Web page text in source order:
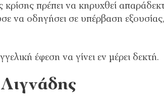
πρέπει να κηρυχθεί
να οδηγήσει σε υπέρβαση
έφεση να γίνει εν μέρει δεκτή.